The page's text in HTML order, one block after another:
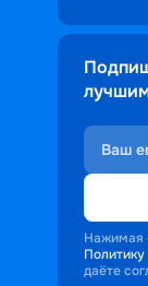
Нажимая
даёте